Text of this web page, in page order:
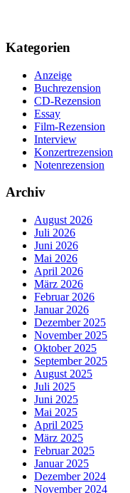
Kategorien
Anzeige
Buchrezension
CD-Rezension
Essay
Film-Rezension
Interview
Konzertrezension
Notenrezension
Archiv
August 2026
Juli 2026
Juni 2026
Mai 2026
April 2026
März 2026
Februar 2026
Januar 2026
Dezember 2025
November 2025
Oktober 2025
September 2025
August 2025
Juli 2025
Juni 2025
Mai 2025
April 2025
März 2025
Februar 2025
Januar 2025
Dezember 2024
November 2024